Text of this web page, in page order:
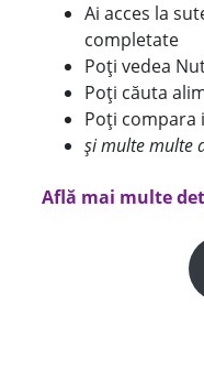
Ai acces la
completate
Poți vedea
Poți căuta
Poți
și multe multe
Află mai multe